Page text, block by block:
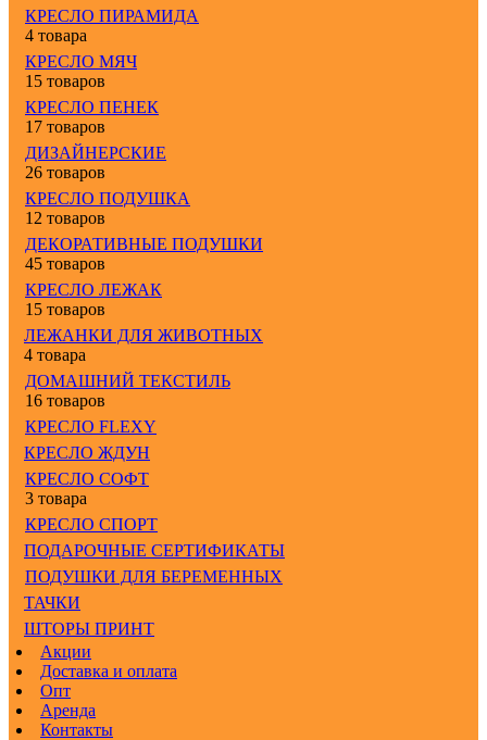
КРЕСЛО ПИРАМИДА
4 товара
КРЕСЛО МЯЧ
15 товаров
КРЕСЛО ПЕНЕК
17 товаров
ДИЗАЙНЕРСКИЕ
26 товаров
КРЕСЛО ПОДУШКА
12 товаров
ДЕКОРАТИВНЫЕ ПОДУШКИ
45 товаров
КРЕСЛО ЛЕЖАК
15 товаров
ЛЕЖАНКИ ДЛЯ ЖИВОТНЫХ
4 товара
ДОМАШНИЙ ТЕКСТИЛЬ
16 товаров
КРЕСЛО FLEXY
КРЕСЛО ЖДУН
КРЕСЛО СОФТ
3 товара
КРЕСЛО СПОРТ
ПОДАРОЧНЫЕ СЕРТИФИКАТЫ
ПОДУШКИ ДЛЯ БЕРЕМЕННЫХ
ТАЧКИ
ШТОРЫ ПРИНТ
Акции
Доставка и оплата
Опт
Аренда
Контакты